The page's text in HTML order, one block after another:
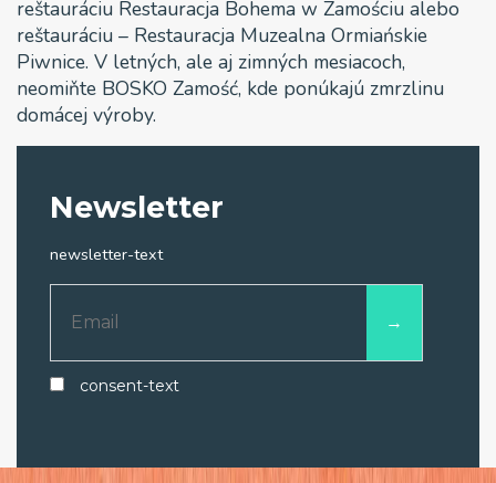
reštauráciu Restauracja Bohema w Zamościu alebo
reštauráciu – Restauracja Muzealna Ormiańskie
Piwnice. V letných, ale aj zimných mesiacoch,
neomiňte BOSKO Zamość, kde ponúkajú zmrzlinu
domácej výroby.
Newsletter
newsletter-text
consent-text